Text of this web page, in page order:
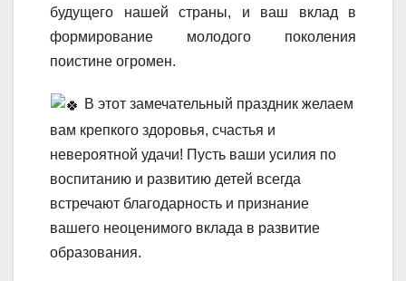
будущего нашей страны, и ваш вклад в
формирование молодого поколения
поистине огромен.
В этот замечательный праздник желаем
вам крепкого здоровья, счастья и
невероятной удачи! Пусть ваши усилия по
воспитанию и развитию детей всегда
встречают благодарность и признание
вашего неоценимого вклада в развитие
образования.